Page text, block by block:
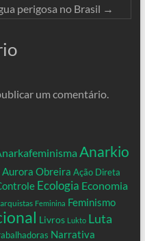
perigosa no Brasil →
um comentário.
Anarkio
Aurora Obreira Ação Direta
Ecologia Economia
Feminina Feminismo
Livros Lukto Luta
Narrativa